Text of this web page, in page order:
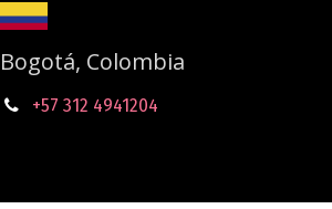
Bogotá, Colombia
+57 312 4941204